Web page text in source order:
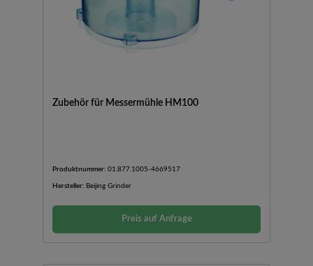
Zubehör für Messermühle HM100
Produktnummer: 01.877.1005-4669517
Hersteller: Beijing Grinder
Preis auf Anfrage